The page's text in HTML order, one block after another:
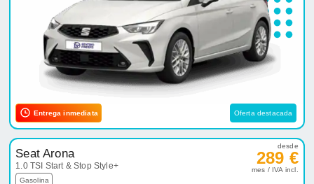
Entrega inmediata Oferta destacada
Seat Arona
1.0 TSI Start & Stop Style+
Gasolina
desde
289 €
mes / IVA incl.